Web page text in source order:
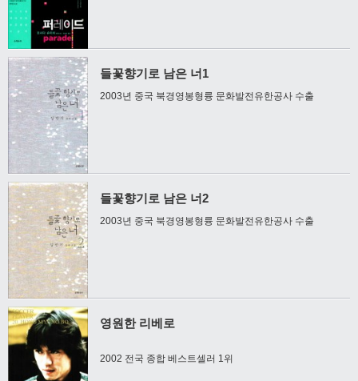
들꽃향기로 남은 너1
2003년 중국 북경영봉형륭 문화발전유한공사 수출
들꽃향기로 남은 너2
2003년 중국 북경영봉형륭 문화발전유한공사 수출
영원한 리베로
2002 전국 종합 베스트셀러 1위